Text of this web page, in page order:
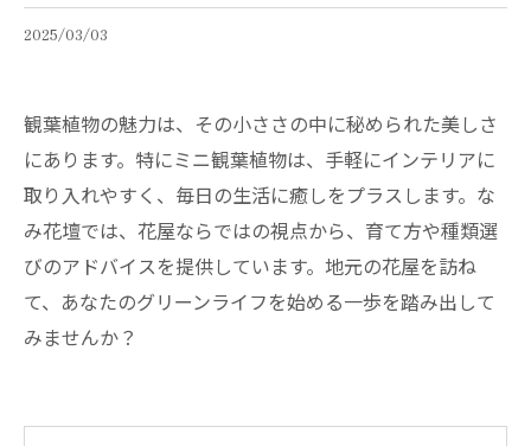
2025/03/03
観葉植物の魅力は、その小ささの中に秘められた美しさ
にあります。特にミニ観葉植物は、手軽にインテリアに
取り入れやすく、毎日の生活に癒しをプラスします。な
み花壇では、花屋ならではの視点から、育て方や種類選
びのアドバイスを提供しています。地元の花屋を訪ね
て、あなたのグリーンライフを始める一歩を踏み出して
みませんか？